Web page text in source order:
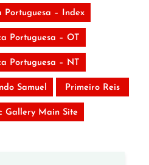
Portuguesa – Index
Portuguesa – OT
Portuguesa – NT
Samuel Primeiro Reis
Gallery Main Site